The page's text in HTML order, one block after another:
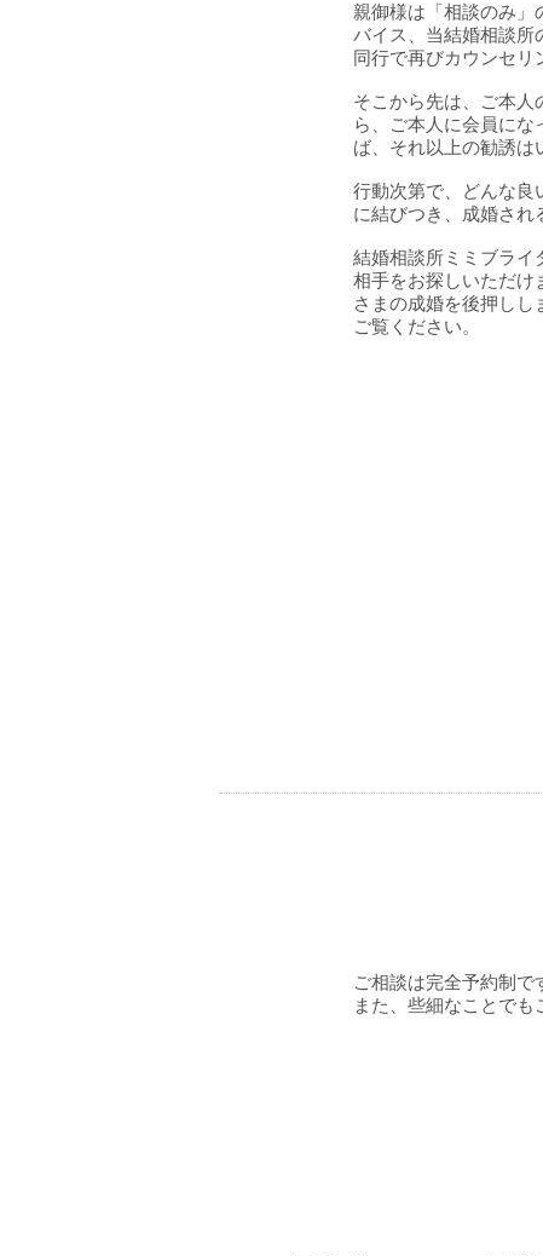
親御様は「相談のみ」
バイス、当結婚相談所
同行で再びカウンセリ
そこから先は、ご本人
ら、ご本人に会員に
ば、それ以上の勧誘は
行動次第で、どんな良
に結びつき、成婚され
結婚相談所ミミブライ
相手をお探しいただけ
さまの成婚を後押し
ご覧ください。
ご相談は完全予約制で
また、些細なことでも